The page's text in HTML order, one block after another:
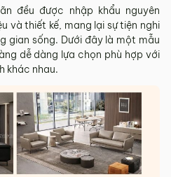
đều được nhập khẩu nguyên
và thiết kế, mang lại sự tiện nghi
gian sống. Dưới đây là một mẫu
dễ dàng lựa chọn phù hợp với
khác nhau.